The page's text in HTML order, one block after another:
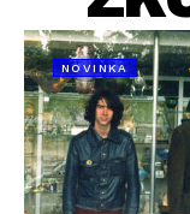
NOVINKA